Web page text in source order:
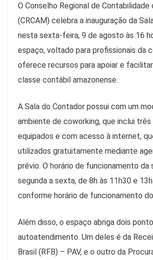
O Conselho Regional de Contabilidade
(CRCAM) celebra a inauguração da
nesta sexta-feira, 9 de agosto às 16
espaço, voltado para profissionais da
oferece recursos para apoiar e
classe contábil amazonense.
A Sala do Contador possui com um
ambiente de coworking, que inclui
equipados e com acesso à internet,
utilizados gratuitamente mediante
prévio. O horário de funcionamento da
segunda a sexta, de 8h às 11h30 e
conforme horário de funcionamento
Além disso, o espaço abriga dois
autoatendimento. Um deles é da
Brasil (RFB) – PAV, e o outro da